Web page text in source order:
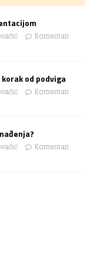
Komentari
od podviga
Komentari
Komentari